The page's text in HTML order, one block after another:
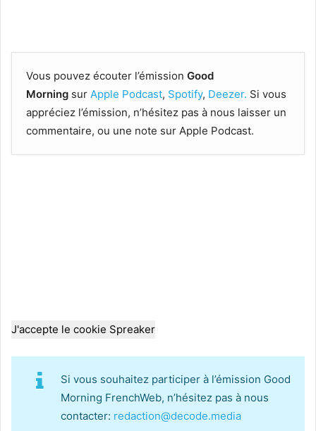
Vous pouvez écouter l’émission Good
Morning sur Apple Podcast, Spotify, Deezer. Si vous
appréciez l’émission, n’hésitez pas à nous laisser un
commentaire, ou une note sur Apple Podcast.
J'accepte le cookie Spreaker
Si vous souhaitez participer à l’émission Good
Morning FrenchWeb, n’hésitez pas à nous
contacter: redaction@decode.media